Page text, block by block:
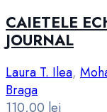
CAIETELE
JOURNAL
Laura T. Ilea,
Braga
110,00 lei